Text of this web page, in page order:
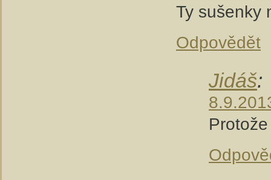
Ty sušenky
Odpovědět
Jidáš: